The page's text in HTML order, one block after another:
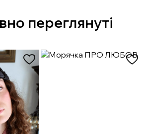
переглянуті